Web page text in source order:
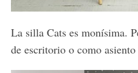
La silla Cats es monísima.
de escritorio o como asiento
e
a